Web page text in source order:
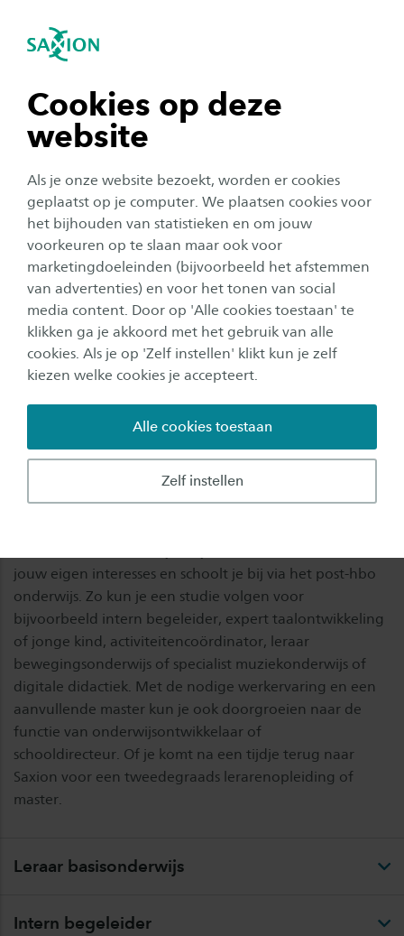
Cookies op deze
website
Als je onze website bezoekt, worden er cookies
geplaatst op je computer. We plaatsen cookies voor
het bijhouden van statistieken en om jouw
voorkeuren op te slaan maar ook voor
marketingdoeleinden (bijvoorbeeld het afstemmen
van advertenties) en voor het tonen van social
media content. Door op 'Alle cookies toestaan' te
klikken ga je akkoord met het gebruik van alle
cookies. Als je op 'Zelf instellen' klikt kun je zelf
kiezen welke cookies je accepteert.
Zelf instellen
Alle cookies toestaan
Navigatie openen
tonen
tonen
tonen
tonen
sluiten
Lerarenopleiding Basisonderwijs
Subnavigatie tonen
Jouw toekomst
Het werk van een leerkracht is afwisselend en
uitdagend. Met je pabodiploma op zak ben je
niet alleen leraar, ook ben je coach, inspirator en
motivator van de leerlingen. Elk jaar een nieuwe
klas, met een eigen verhaal en aanpak. Je vormt
samen met je collega’s een hecht team, dat met
elkaar werkt aan de ontwikkeling van alle
kinderen.
Baan op niveau Collegegeld eerstejaars
jouw eigen interesses en schoolt je bij via het post-hbo
onderwijs. Zo kun je een studie volgen voor
bijvoorbeeld intern begeleider, expert taalontwikkeling
of jonge kind, activiteitencoördinator, leraar
bewegingsonderwijs of specialist muziekonderwijs of
digitale didactiek. Met de nodige werkervaring en een
aanvullende master kun je ook doorgroeien naar de
functie van onderwijsontwikkelaar of
schooldirecteur. Of je komt na een tijdje terug naar
Saxion voor een tweedegraads lerarenopleiding of
master.
Leraar basisonderwijs
Intern begeleider